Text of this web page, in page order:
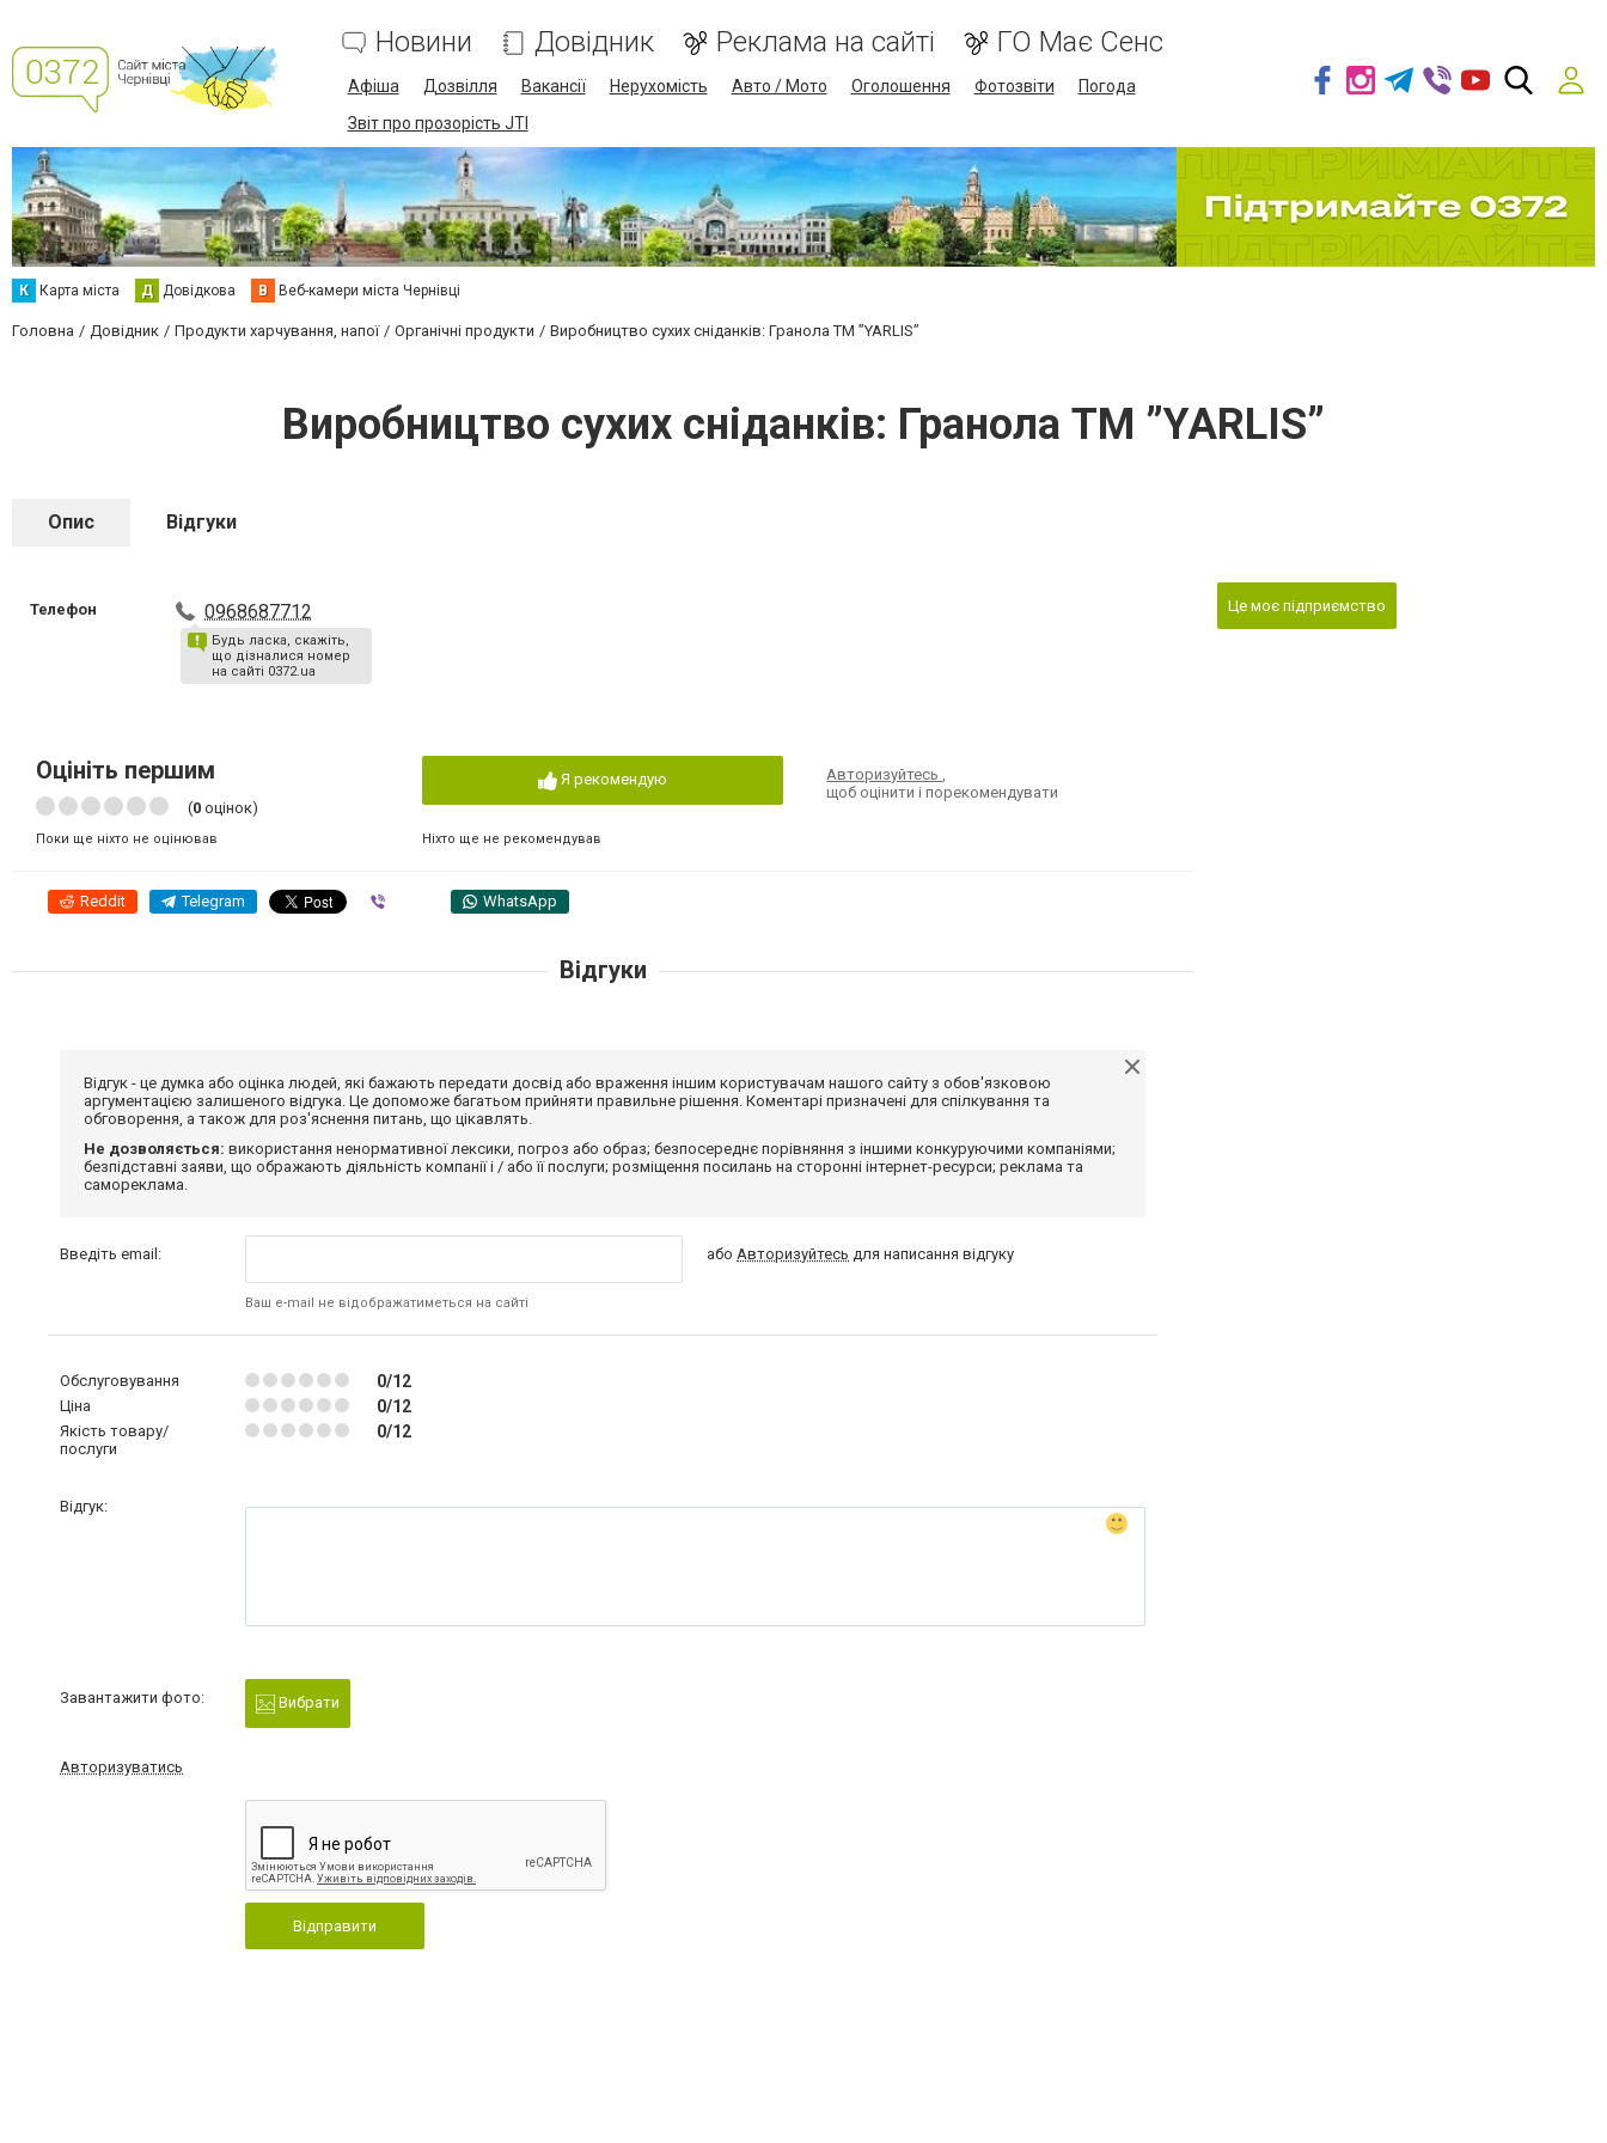
Новини Довідник Реклама на сайті ГО Має Сенс
Афіша Дозвілля Вакансії Нерухомість Авто / Мото Оголошення Фотозвіти
Погода
Звіт про прозорість JTI
К Карта міста Д Довідкова В Веб-камери міста Чернівці
Головна Довідник Продукти харчування, напої Органічні продукти Виробництво сухих сніданків: Гранола ТМ ”YARLIS”
Виробництво сухих сніданків: Гранола ТМ ”YARLIS”
Опис Відгуки
Телефон 0968687712
Будь ласка, скажіть,
що дізналися номер
на сайті 0372.ua
Оцініть першим
(0 оцінок)
Поки ще ніхто не оцінював
Я рекомендую
Ніхто ще не рекомендував
Авторизуйтесь,
щоб оцінити і порекомендувати
Reddit Telegram WhatsApp
Це моє підприємство
Відгуки
Відгук - це думка або оцінка людей, які бажають передати досвід або враження іншим користувачам нашого сайту з обов'язковою
аргументацією залишеного відгука. Це допоможе багатьом прийняти правильне рішення. Коментарі призначені для спілкування та
обговорення, а також для роз'яснення питань, що цікавлять.
Не дозволяється: використання ненормативної лексики, погроз або образ; безпосереднє порівняння з іншими конкуруючими компаніями;
безпідставні заяви, що ображають діяльність компанії і / або її послуги; розміщення посилань на сторонні інтернет-ресурси; реклама та
самореклама.
Введіть email:
Ваш e-mail не відображатиметься на сайті
абоАвторизуйтесь для написання відгуку
Обслуговування 0/12
Ціна 0/12
Якість товару/
послуги
0/12
Відгук:
Завантажити фото: Вибрати
Авторизуватись
Відправити